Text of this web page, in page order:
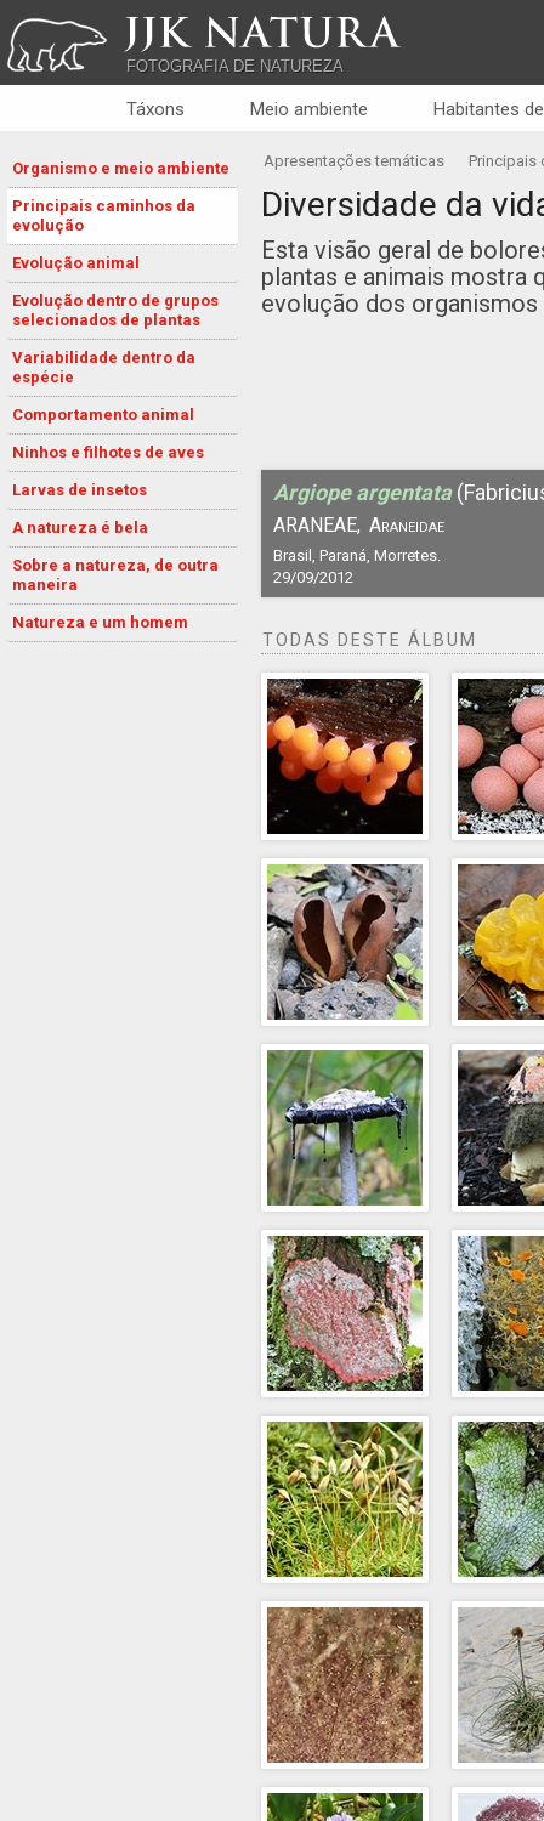
JJK NATURA
FOTOGRAFIA DE NATUREZA
Táxons Meio ambiente Habitantes
Organismo e meio ambiente
Principais caminhos da
evolução
Evolução animal
Evolução dentro de grupos
selecionados de plantas
Variabilidade dentro da
espécie
Comportamento animal
Ninhos e filhotes de aves
Larvas de insetos
A natureza é bela
Sobre a natureza, de outra
maneira
Natureza e um homem
Apresentações temáticas Principais
Diversidade da
Esta visão geral de
plantas e animais mostra
evolução dos
Argiope argentata
ARANEAE, Araneidae
Brasil, Paraná, Morretes.
29/09/2012
TODAS DESTE ÁLBUM